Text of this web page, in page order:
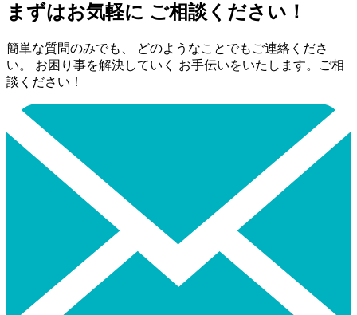
まずはお気軽に ご相談ください！
簡単な質問のみでも、 どのようなことでもご連絡くださ
い。 お困り事を解決していく お手伝いをいたします。ご相
談ください！